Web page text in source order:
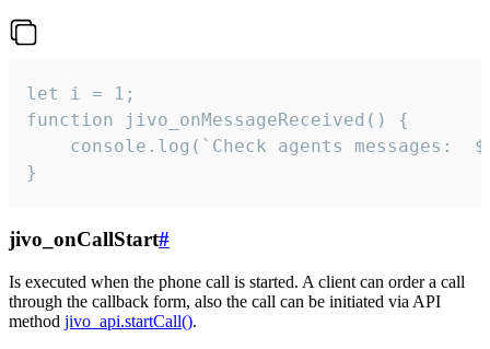
let i = 1;
function jivo_onMessageReceived() {
}
jivo_onCallStart#
Is executed when the phone call is started. A client can order a call
through the callback form, also the call can be initiated via API
method jivo_api.startCall().